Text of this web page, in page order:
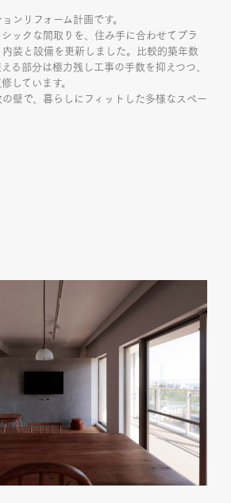
ンリフォーム計画です。
ックな間取りを、住み手に合わせてプラ
装と設備を更新しました。比較的築年数
る部分は極力残し工事の手数を抑えつつ、
しています。
壁で、暮らしにフィットした多様なスペー